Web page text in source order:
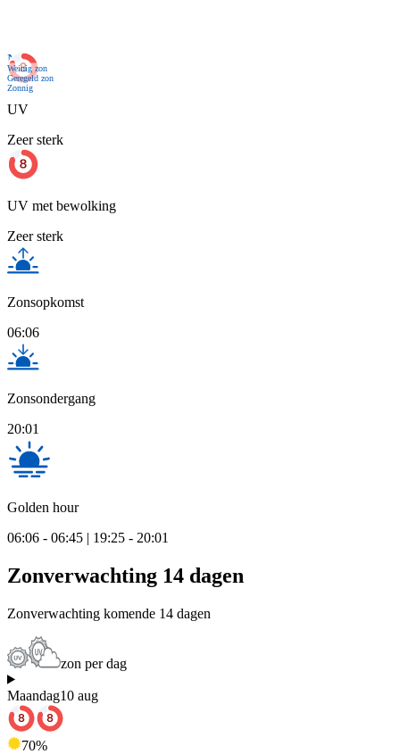
Nu
Weinig zon
Geregeld zon
Zonnig
UV
Zeer sterk
UV met bewolking
Zeer sterk
Zonsopkomst
06:06
Zonsondergang
20:01
Golden hour
06:06 - 06:45 | 19:25 - 20:01
Zonverwachting 14 dagen
Zonverwachting komende 14 dagen
zon per dag
Maandag10 aug
70%